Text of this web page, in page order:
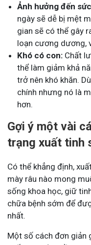
Ảnh hưởng đến
ngày sẽ dễ bị mệt
gian sẽ có thể gây
loạn cương dương,
Khó có con: Chất
thể làm giảm khả
trở nên khó khăn.
chính nhưng nó là
hơn.
Gợi ý một vài
trạng xuất tinh
Có thể khẳng định,
mày râu nào mong
sống khoa học, giữ
chữa bệnh sớm để
nhất.
Một số cách đơn giản